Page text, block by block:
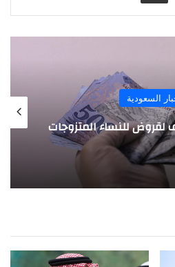
افضل موقع بيع